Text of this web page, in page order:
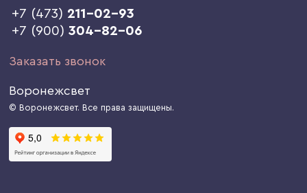
+7 (473) 211-02-93
+7 (900)304-82-06
Заказать звонок
Воронежсвет
© Воронежсвет. Все права защищены.